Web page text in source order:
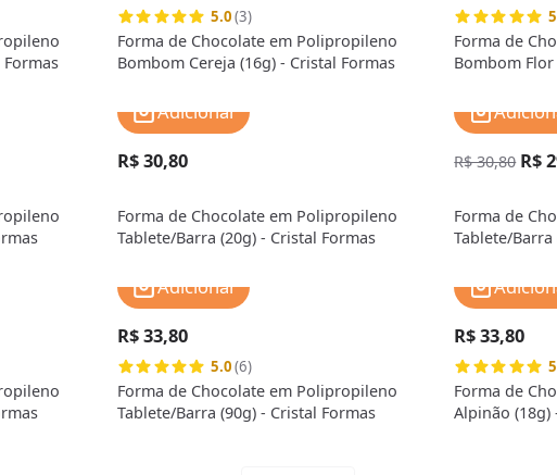
5.0(3)
Forma de Chocolate em Polipropileno
Bombom Cereja (16g) - Cristal Formas
Forma de
Bombom
R$ 30,80
Forma de Chocolate em Polipropileno
Tablete/Barra (20g) - Cristal Formas
Adicionar
R$ 30,80 R$
Forma de
Tablete/Barra
R$ 33,80
5.0(6)
Forma de Chocolate em Polipropileno
Tablete/Barra (90g) - Cristal Formas
Adicionar
R$ 33,80
Forma de
Alpinão (18g)